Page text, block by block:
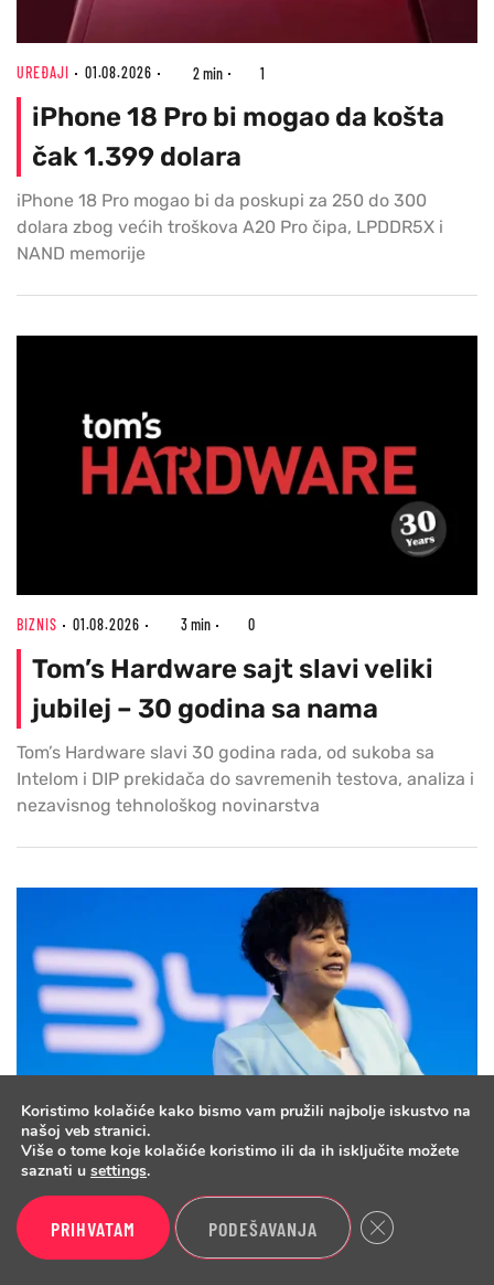
UREĐAJI 01.08.2026 2 min 1
iPhone 18 Pro bi mogao da košta
čak 1.399 dolara
iPhone 18 Pro mogao bi da poskupi za 250 do 300
dolara zbog većih troškova A20 Pro čipa, LPDDR5X i
NAND memorije
BIZNIS 01.08.2026 3 min 0
Tom’s Hardware sajt slavi veliki
jubilej – 30 godina sa nama
Tom’s Hardware slavi 30 godina rada, od sukoba sa
Intelom i DIP prekidača do savremenih testova, analiza i
nezavisnog tehnološkog novinarstva
UREĐAJI 31.07.2026
BYD u avgustu predstavlja
sopstveni humanoidni robot i
Koristimo kolačiće kako bismo vam pružili najbolje iskustvo na
našoj veb stranici.
Više o tome koje kolačiće koristimo ili da ih isključite možete
saznati u settings.
PRIHVATAM PODEŠAVANJA Close GDPR